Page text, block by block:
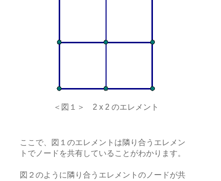
＜図１＞ 2 x 2 のエレメント
ここで、図１のエレメントは隣り合うエレメン
トでノードを共有していることがわかります。
図２のように隣り合うエレメントのノードが共